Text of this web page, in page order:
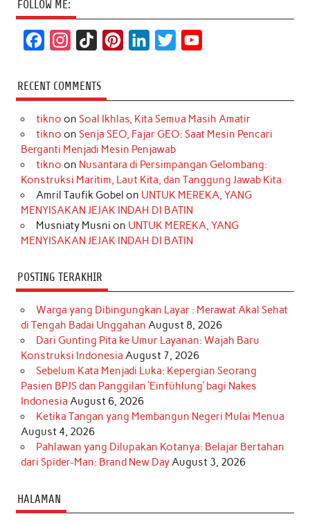
FOLLOW ME:
c
e
b
o
k
s
t
a
r
a
m
k
T
o
k
t
e
r
e
s
t
k
e
d
I
n
t
t
r
T
u
e
RECENT COMMENTS
tikno on Soal Ikhlas, Kita Semua Masih Amatir
tikno on Senja SEO, Fajar GEO: Saat Mesin Pencari
Berganti Menjadi Mesin Penjawab
tikno on Nusantara di Persimpangan Gelombang:
Konstruksi Maritim, Laut Kita, dan Tanggung Jawab Kita
Amril Taufik Gobel on UNTUK MEREKA, YANG
MENYISAKAN JEJAK INDAH DI BATIN
Musniaty Musni on UNTUK MEREKA, YANG
MENYISAKAN JEJAK INDAH DI BATIN
POSTING TERAKHIR
Warga yang Dibingungkan Layar : Merawat Akal Sehat
di Tengah Badai Unggahan August 8, 2026
Dari Gunting Pita ke Umur Layanan: Wajah Baru
Konstruksi Indonesia August 7, 2026
Sebelum Kata Menjadi Luka: Kepergian Seorang
Pasien BPJS dan Panggilan ‘Einfühlung’ bagi Nakes
Indonesia August 6, 2026
Ketika Tangan yang Membangun Negeri Mulai Menua
August 4, 2026
Pahlawan yang Dilupakan Kotanya: Belajar Bertahan
dari Spider-Man: Brand New DayAugust 3, 2026
HALAMAN